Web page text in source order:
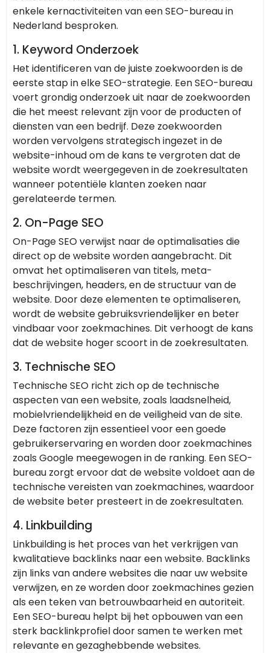
enkele kernactiviteiten van een SEO-bureau in
Nederland besproken.
1. Keyword Onderzoek
Het identificeren van de juiste zoekwoorden is de
eerste stap in elke SEO-strategie. Een SEO-bureau
voert grondig onderzoek uit naar de zoekwoorden
die het meest relevant zijn voor de producten of
diensten van een bedrijf. Deze zoekwoorden
worden vervolgens strategisch ingezet in de
website-inhoud om de kans te vergroten dat de
website wordt weergegeven in de zoekresultaten
wanneer potentiële klanten zoeken naar
gerelateerde termen.
2. On-Page SEO
On-Page SEO verwijst naar de optimalisaties die
direct op de website worden aangebracht. Dit
omvat het optimaliseren van titels, meta-
beschrijvingen, headers, en de structuur van de
website. Door deze elementen te optimaliseren,
wordt de website gebruiksvriendelijker en beter
vindbaar voor zoekmachines. Dit verhoogt de kans
dat de website hoger scoort in de zoekresultaten.
3. Technische SEO
Technische SEO richt zich op de technische
aspecten van een website, zoals laadsnelheid,
mobielvriendelijkheid en de veiligheid van de site.
Deze factoren zijn essentieel voor een goede
gebruikerservaring en worden door zoekmachines
zoals Google meegewogen in de ranking. Een SEO-
bureau zorgt ervoor dat de website voldoet aan de
technische vereisten van zoekmachines, waardoor
de website beter presteert in de zoekresultaten.
4. Linkbuilding
Linkbuilding is het proces van het verkrijgen van
kwalitatieve backlinks naar een website. Backlinks
zijn links van andere websites die naar uw website
verwijzen, en ze worden door zoekmachines gezien
als een teken van betrouwbaarheid en autoriteit.
Een SEO-bureau helpt bij het opbouwen van een
sterk backlinkprofiel door samen te werken met
relevante en gezaghebbende websites.